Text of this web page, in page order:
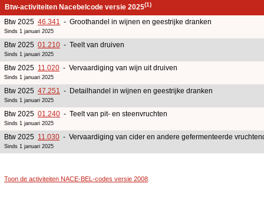
Btw-activiteiten Nacebelcode versie 2025(1)
Btw 2025 46.341 - Groothandel in wijnen en geestrijke dranken
Sinds 1 januari 2025
Btw 2025 01.210 - Teelt van druiven
Sinds 1 januari 2025
Btw 2025 11.020 - Vervaardiging van wijn uit druiven
Sinds 1 januari 2025
Btw 2025 47.251 - Detailhandel in wijnen en geestrijke dranken
Sinds 1 januari 2025
Btw 2025 01.240 - Teelt van pit- en steenvruchten
Sinds 1 januari 2025
Btw 2025 11.030 - Vervaardiging van cider en andere gefermenteerde
Sinds 1 januari 2025
Toon de activiteiten NACE-BEL-codes versie 2008